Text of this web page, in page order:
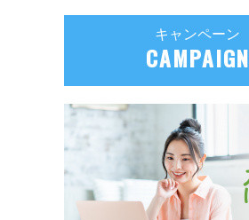
キャンペーン
CAMPAIGN